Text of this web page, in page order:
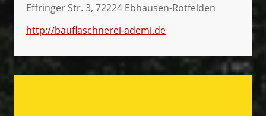
Effringer Str. 3, 72224 Ebhausen-Rotfelden
http://bauflaschnerei-ademi.de